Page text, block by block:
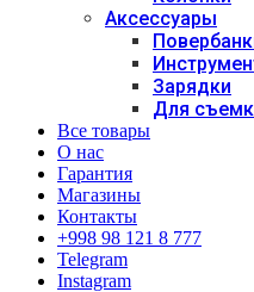
Аксессуары
Зарядки
Для
Все товары
О нас
Гарантия
Магазины
Контакты
+998 98 121 8 777
Telegram
Instagram